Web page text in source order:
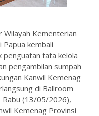
Wilayah Kementerian
Papua kembali
penguatan tata kelola
pengambilan sumpah
Kanwil Kemenag
di Ballroom
Rabu (13/05/2026),
Kemenag Provinsi